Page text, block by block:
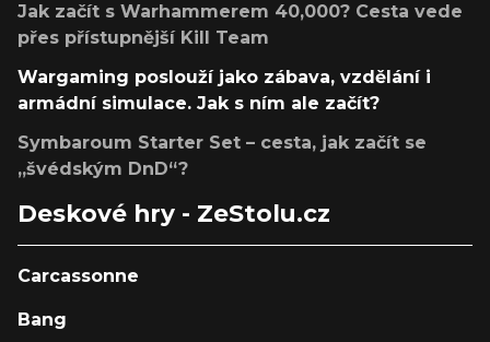
Jak začít s Warhammerem 40,000? Cesta vede
přes přístupnější Kill Team
Wargaming poslouží jako zábava, vzdělání i
armádní simulace. Jak s ním ale začít?
Symbaroum Starter Set – cesta, jak začít se
„švédským DnD“?
Deskové hry - ZeStolu.cz
Carcassonne
Bang